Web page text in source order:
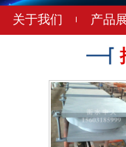
关于我们 产品
网架钢铰支
网架钢铰支